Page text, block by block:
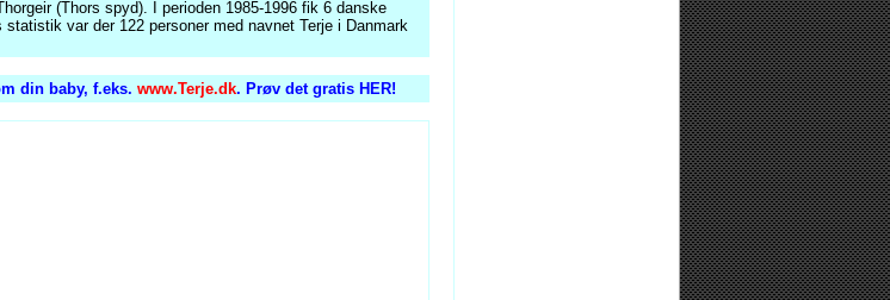
(Thors spyd). I perioden 1985-1996 fik 6 danske
var der 122 personer med navnet Terje i Danmark
din baby, f.eks. www.Terje.dk. Prøv det gratis HER!